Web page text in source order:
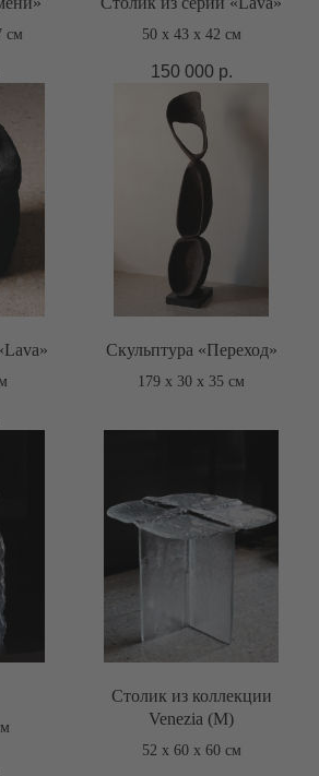
см 50 х 43 x 42 см
150 000 р.
Скульптура «Переход»
179 х 30 x 35 см
Столик из коллекции
Venezia (M)
52 х 60 х 60 см